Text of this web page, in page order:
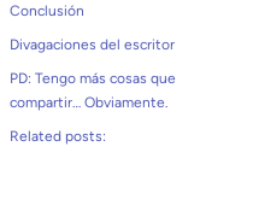
Conclusión
Divagaciones del escritor
PD: Tengo más cosas que
compartir… Obviamente.
Related posts: